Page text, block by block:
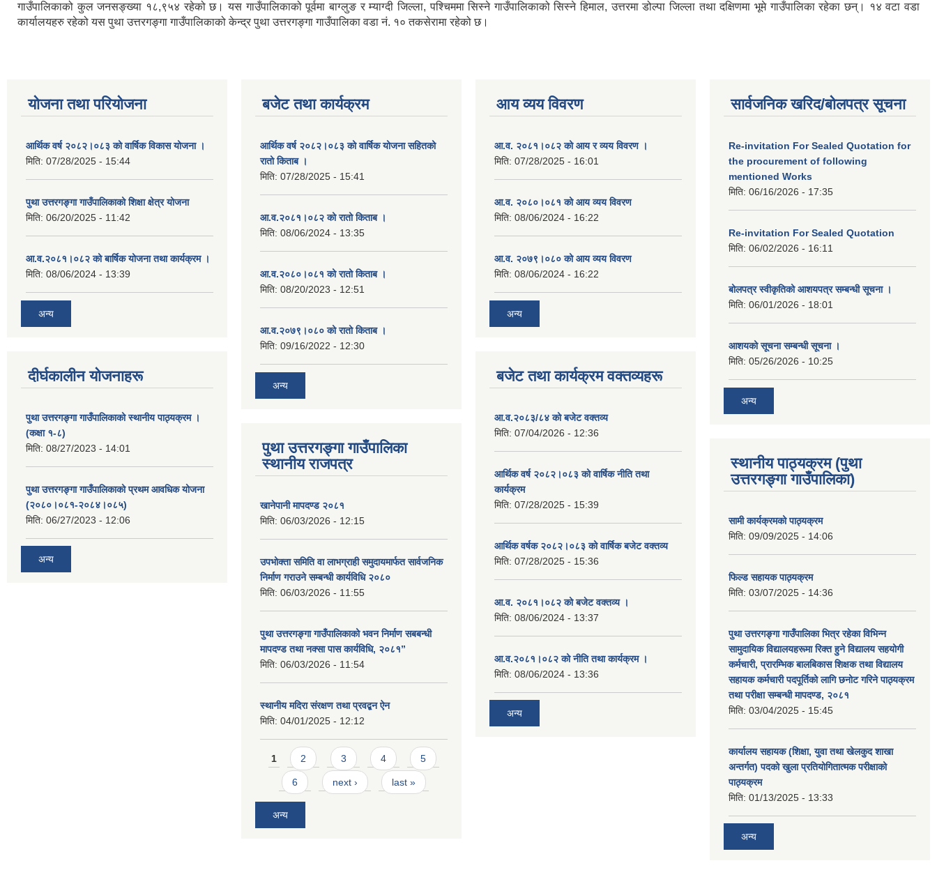
गाउँपालिकाको कुल जनसङ्ख्या १८,९५४ रहेको छ। यस गाउँपालिकाको पूर्वमा बाग्लुङ र म्याग्दी जिल्ला, पश्चिममा सिस्ने गाउँपालिकाको सिस्ने हिमाल, उत्तरमा डोल्पा जिल्ला तथा दक्षिणमा भूमे गाउँपालिका रहेका छन्। १४ वटा वडा
कार्यालयहरु रहेको यस पुथा उत्तरगङ्गा गाउँपालिकाको केन्द्र पुथा उत्तरगङ्गा गाउँपालिका वडा नं. १० तकसेरामा रहेको छ।
योजना तथा परियोजना
आर्थिक वर्ष २०८२।०८३ को वार्षिक विकास योजना ।
मिति: 07/28/2025 - 15:44
पुथा उत्तरगङ्गा गाउँपालिकाको शिक्षा क्षेत्र योजना
मिति: 06/20/2025 - 11:42
आ.व.२०८१।०८२ को बार्षिक योजना तथा कार्यक्रम ।
मिति: 08/06/2024 - 13:39
अन्य
दीर्घकालीन योजनाहरू
पुथा उत्तरगङ्गा गाउँपालिकाको स्थानीय पाठ्यक्रम ।
(कक्षा १-८)
मिति: 08/27/2023 - 14:01
पुथा उत्तरगङ्गा गाउँपालिकाको प्रथम आवधिक योजना
(२०८०।०८१-२०८४।०८५)
मिति: 06/27/2023 - 12:06
अन्य
बजेट तथा कार्यक्रम
आर्थिक वर्ष २०८२।०८३ को वार्षिक योजना सहितको
रातो किताब ।
मिति: 07/28/2025 - 15:41
आ.व.२०८१।०८२ को रातो किताब ।
मिति: 08/06/2024 - 13:35
आ.व.२०८०।०८१ को रातो किताब ।
मिति: 08/20/2023 - 12:51
आ.व.२०७९।०८० को रातो किताब ।
मिति: 09/16/2022 - 12:30
अन्य
पुथा उत्तरगङ्गा गाउँपालिका
स्थानीय राजपत्र
खानेपानी मापदण्ड २०८१
मिति: 06/03/2026 - 12:15
उपभोक्ता समिति वा लाभग्राही समुदायमार्फत सार्वजनिक
निर्माण गराउने सम्बन्धी कार्यविधि २०८०
मिति: 06/03/2026 - 11:55
पुथा उत्तरगङ्गा गाउँपालिकाको भवन निर्माण सबबन्धी
मापदण्ड तथा नक्सा पास कार्यविधि, २०८१”
मिति: 06/03/2026 - 11:54
स्थानीय मदिरा संरक्षण तथा प्रवद्बन ऐन
मिति: 04/01/2025 - 12:12
Pages
1 2 3 4 5
6 next › last »
अन्य
आय व्यय विवरण
आ.व. २०८१।०८२ को आय र व्यय विवरण ।
मिति: 07/28/2025 - 16:01
आ.व. २०८०।०८१ को आय व्यय विवरण
मिति: 08/06/2024 - 16:22
आ.व. २०७९।०८० को आय व्यय विवरण
मिति: 08/06/2024 - 16:22
अन्य
बजेट तथा कार्यक्रम वक्तव्यहरू
आ.व.२०८३/८४ को बजेट वक्तव्य
मिति: 07/04/2026 - 12:36
आर्थिक वर्ष २०८२।०८३ को वार्षिक नीति तथा
कार्यक्रम
मिति: 07/28/2025 - 15:39
आर्थिक वर्षक २०८२।०८३ को वार्षिक बजेट वक्तव्य
मिति: 07/28/2025 - 15:36
आ.व. २०८१।०८२ को बजेट वक्तव्य ।
मिति: 08/06/2024 - 13:37
आ.व.२०८१।०८२ को नीति तथा कार्यक्रम ।
मिति: 08/06/2024 - 13:36
अन्य
सार्वजनिक खरिद/बोलपत्र सूचना
Re-invitation For Sealed Quotation for
the procurement of following
mentioned Works
मिति: 06/16/2026 - 17:35
Re-invitation For Sealed Quotation
मिति: 06/02/2026 - 16:11
बोलपत्र स्वीकृतिको आशयपत्र सम्बन्धी सूचना ।
मिति: 06/01/2026 - 18:01
आशयको सूचना सम्बन्धी सूचना ।
मिति: 05/26/2026 - 10:25
अन्य
स्थानीय पाठ्यक्रम (पुथा
उत्तरगङ्गा गाउँपालिका)
सामी कार्यक्रमको पाठ्यक्रम
मिति: 09/09/2025 - 14:06
फिल्ड सहायक पाठ्यक्रम
मिति: 03/07/2025 - 14:36
पुथा उत्तरगङ्गा गाउँपालिका भित्र रहेका विभिन्न
सामुदायिक विद्यालयहरूमा रिक्त हुने विद्यालय सहयोगी
कर्मचारी, प्रारम्भिक बालबिकास शिक्षक तथा विद्यालय
सहायक कर्मचारी पदपूर्तिको लागि छनोट गरिने पाठ्यक्रम
तथा परीक्षा सम्बन्धी मापदण्ड, २०८१
मिति: 03/04/2025 - 15:45
कार्यालय सहायक (शिक्षा, युवा तथा खेलकुद शाखा
अन्तर्गत) पदको खुला प्रतियोगितात्मक परीक्षाको
पाठ्यक्रम
मिति: 01/13/2025 - 13:33
अन्य